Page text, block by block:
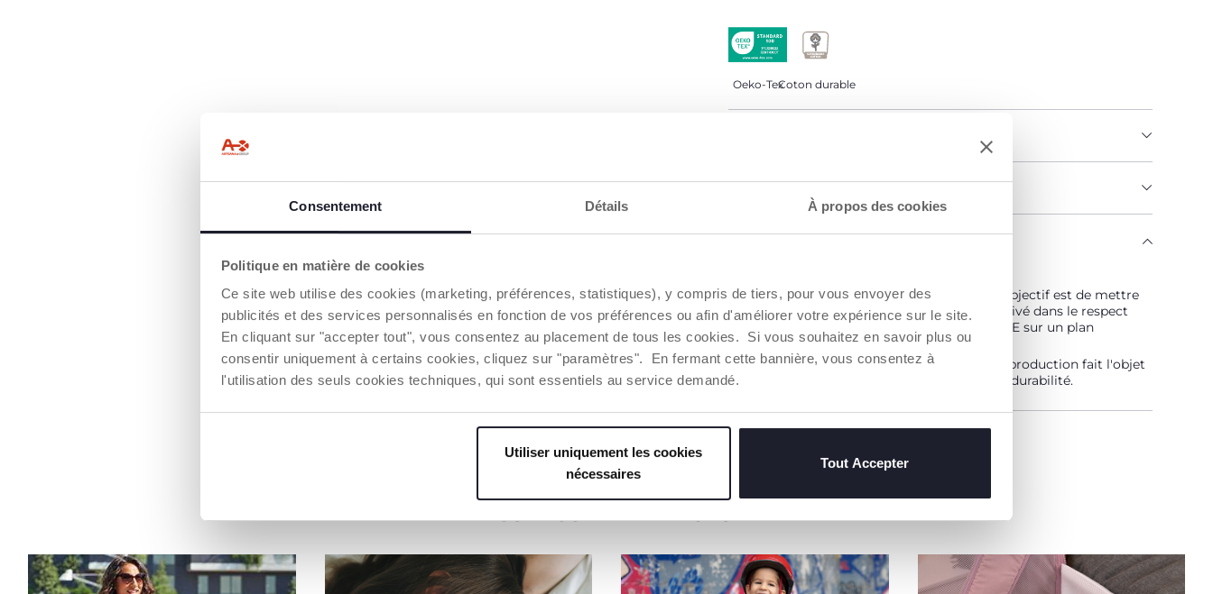
Consentement Détails À propos des cookies
Politique en matière de cookies
Ce site web utilise des cookies (marketing, préférences, statistiques), y compris de tiers, pour vous envoyer des
publicités et des services personnalisés en fonction de vos préférences ou afin d'améliorer votre expérience sur le site.
En cliquant sur "accepter tout", vous consentez au placement de tous les cookies. Si vous souhaitez en savoir plus ou
consentir uniquement à certains cookies, cliquez sur "paramètres". En fermant cette bannière, vous consentez à
l'utilisation des seuls cookies techniques, qui sont essentiels au service demandé.
Utiliser uniquement les cookies
nécessaires
Tout Accepter
Oeko-TexCoton durable
Coton cultivé selon un programme dont l'objectif est de mettre
sur le marché des fils certifiés de coton cultivé dans le respect
des principes qui en font un coton DURABLE sur un plan
environnemental, économique et social.
Toute la chaîne d'approvisionnement et de production fait l'objet
d'une traçabilité et des mêmes mesures de durabilité.
NOS RECOMMANDATIONS